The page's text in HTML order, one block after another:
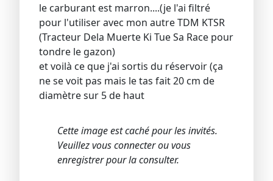
le carburant est marron....(je l'ai filtré
pour l'utiliser avec mon autre TDM KTSR
(Tracteur Dela Muerte Ki Tue Sa Race pour
tondre le gazon)
et voilà ce que j'ai sortis du réservoir (ça
ne se voit pas mais le tas fait 20 cm de
diamètre sur 5 de haut
Cette image est caché pour les invités.
Veuillez vous connecter ou vous
enregistrer pour la consulter.